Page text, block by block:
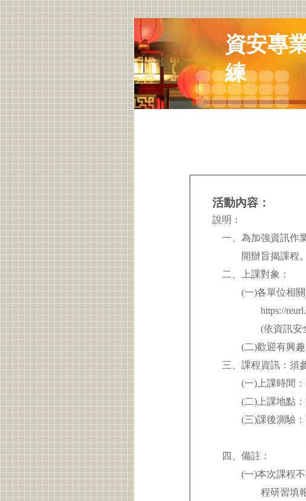
資安專
練
活動內容：
說明：
一、為加強資訊作
開辦旨揭課程。
二、上課對象：
(一)各單位相關資
https://reurl.cc/
(依資訊安全管
(二)歡迎有興趣
三、課程資訊：須
(一)上課時間：115
(二)上課地點：
(三)課後測驗：70
完成測
四、備註：
(一)本次課程不提
程研習填報上傳研